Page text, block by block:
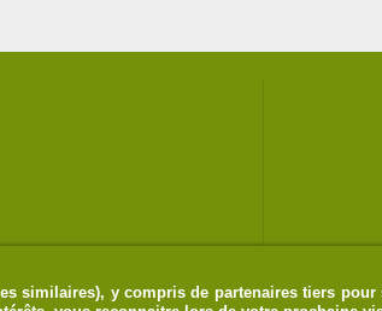
similaires), y compris de partenaires tiers